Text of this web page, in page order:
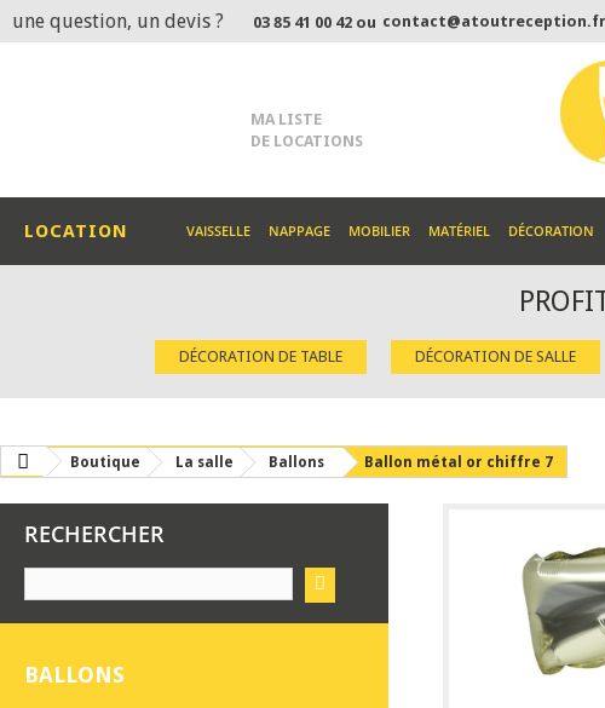
une question, un devis ? 03 85 41 00 42 ou contact@atoutreception.fr
MA LISTE
DE LOCATIONS
LOCATION VAISSELLE NAPPAGE MOBILIER MATÉRIEL DÉCORATION
DÉCORATION DE TABLE DÉCORATION DE SALLE
Boutique La salle Ballons Ballon métal or chiffre 7
RECHERCHER
BALLONS